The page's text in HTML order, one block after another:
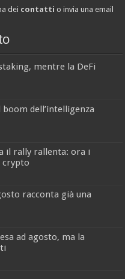
dei contatti o invia una email
mentre la DeFi
dell’intelligenza
il rally rallenta: ora i
crypto
racconta già una
ad agosto, ma la